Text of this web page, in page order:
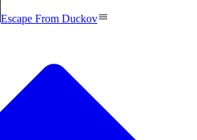
Escape From Duckov